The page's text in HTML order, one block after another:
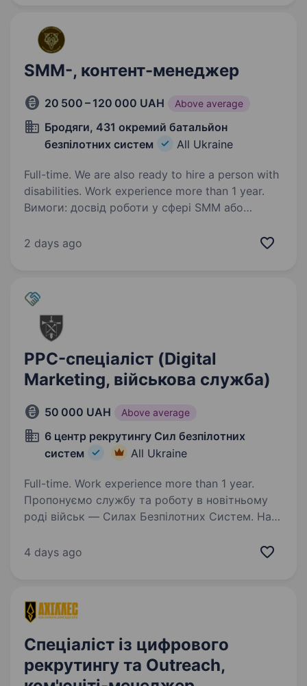
та будувати активну спільноту…
SMM-, контент-менеджер
20 500 – 120 000 UAH Above average
Бродяги, 431 окремий батальйон
безпілотних систем
All Ukraine
Full-time. We are also ready to hire a person with
disabilities. Work experience more than 1 year.
Вимоги: досвід роботи у сфері SMM або
з графічними редакторами (Canva, Photoshop)
Instagram,…
2 days ago
PPC-спеціаліст (Digital
Marketing, військова служба)
50 000 UAH Above average
6 центр рекрутингу Сил безпілотних
систем
All Ukraine
Full-time. Work experience more than 1 year.
Пропонуємо службу та роботу в новітньому
роді військ — Силах Безпілотних Систем. Наш
це перший у світі підрозділ «технологічного
4 days ago
Спеціаліст із цифрового
рекрутингу та Outreach,